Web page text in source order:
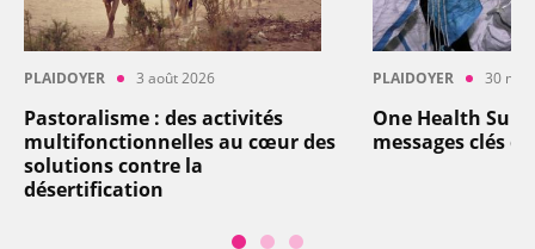
PLAIDOYER 3 août 2026
Pastoralisme : des activités
multifonctionnelles au cœur des
solutions contre la
désertification
PLAIDOYER 30
One Health
messages clés